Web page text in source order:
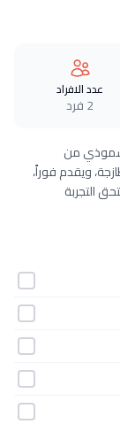
عدد الافراد
2 فرد
من
ويقدم فوراً،
التجربة